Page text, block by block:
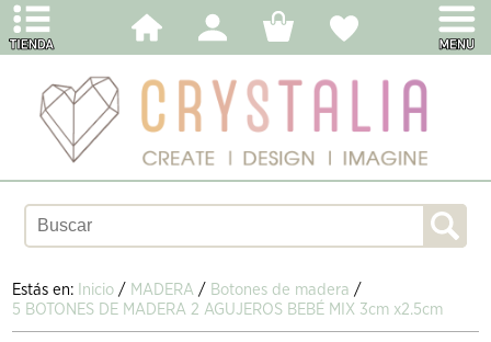
Estás en: Inicio / MADERA / Botones de madera /
5 BOTONES DE MADERA 2 AGUJEROS BEBÉ MIX 3cm x2.5cm